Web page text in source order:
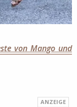
von Mango und